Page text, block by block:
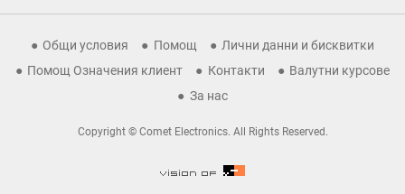
Общи условия Помощ
Лични данни и бисквитки
Помощ Означения клиент
Контакти
Валутни курсове
За нас
Copyright © Comet Electronics. All Rights Reserved.